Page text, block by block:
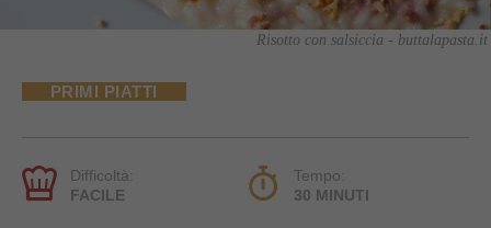
Risotto con salsiccia - buttalapasta.it
PRIMI PIATTI
Difficoltà:
FACILE
Tempo:
30 MINUTI